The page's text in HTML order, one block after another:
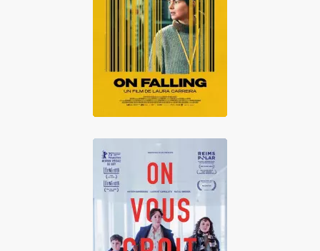
On Falling
On vous croit